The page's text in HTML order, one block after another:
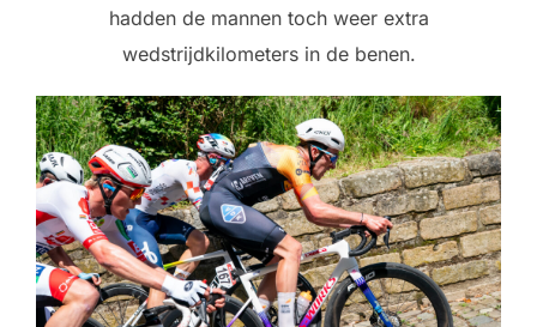
hadden de mannen toch weer extra
wedstrijdkilometers in de benen.